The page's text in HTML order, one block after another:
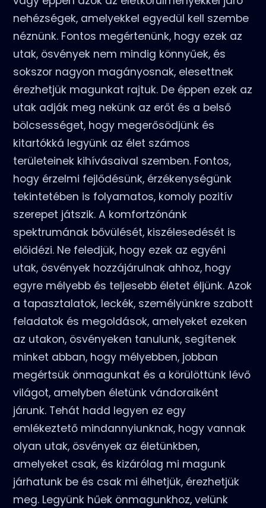
nehézségek, amelyekkel egyedül kell szembe
néznünk. Fontos megértenünk, hogy ezek az
utak, ösvények nem mindig könnyűek, és
sokszor nagyon magányosnak, elesettnek
érezhetjük magunkat rajtuk. De éppen ezek az
utak adják meg nekünk az erőt és a belső
bölcsességet, hogy megerősödjünk és
kitartókká legyünk az élet számos
területeinek kihívásaival szemben. Fontos,
hogy érzelmi fejlődésünk, érzékenységünk
tekintetében is folyamatos, komoly pozitív
szerepet játszik. A komfortzónánk
spektrumának bővülését, kiszélesedését is
előidézi. Ne feledjük, hogy ezek az egyéni
utak, ösvények hozzájárulnak ahhoz, hogy
egyre mélyebb és teljesebb életet éljünk. Azok
a tapasztalatok, leckék, személyünkre szabott
feladatok és megoldások, amelyeket ezeken
az utakon, ösvényeken tanulunk, segítenek
minket abban, hogy mélyebben, jobban
megértsük önmagunkat és a körülöttünk lévő
világot, amelyben életünk vándoraiként
járunk. Tehát hadd legyen ez egy
emlékeztető mindannyiunknak, hogy vannak
olyan utak, ösvények az életünkben,
amelyeket csak, és kizárólag mi magunk
járhatunk be és csak mi élhetjük, érezhetjük
meg. Legyünk hűek önmagunkhoz, velünk